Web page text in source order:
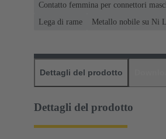
Contatto femmina per connettori
Lega di rame
Metallo nobile su Ni
Dettagli del prodotto
Dettagli del prodotto